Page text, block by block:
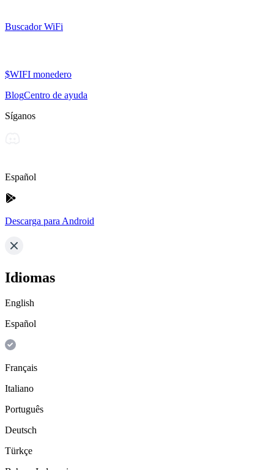
Buscador WiFi
$WIFI monedero
BlogCentro de ayuda
Síganos
Español
Descarga para Android
Idiomas
English
Español
Français
Italiano
Português
Deutsch
Türkçe